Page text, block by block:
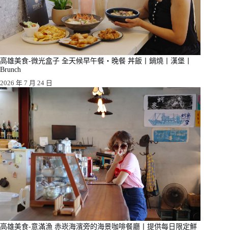
高雄美食-微光盒子 全天候早午餐・晚餐 丼飯丨鍋燒丨漢堡丨
Brunch
2026 年 7 月 24 日
高雄美食-意滿漁 赤崁海濱旁的海景咖啡餐廳丨提供每日限定鮮